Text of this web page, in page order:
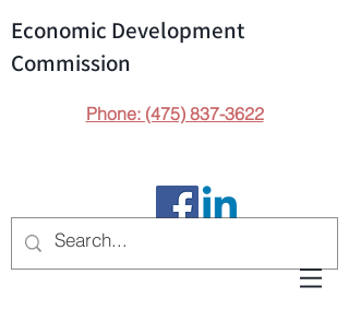
Economic Development
Commission
Phone: (475) 837-3622